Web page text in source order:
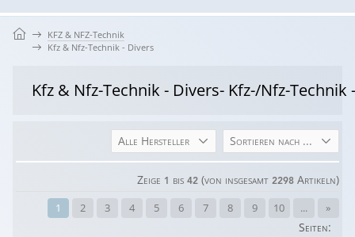
KFZ & NFZ-Technik
Kfz & Nfz-Technik - Divers
Kfz & Nfz-Technik - Divers- Kfz-/Nfz-Technik
Alle Hersteller Sortieren nach ...
Zeige 1 bis 42(von insgesamt 2298Artikeln)
1 2 3 4 5 6 7 8 9 10 ... »
Seiten: